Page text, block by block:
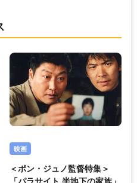
映画
＜ポン・ジュノ監督特集＞
「パラサイト 半地下の家族」